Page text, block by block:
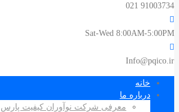
91003734 021
Sat-Wed 8:00AM-5:00PM
Info@pqico.ir
خانه
درباره ما
معرفی شرکت نوآوران کیفیت پارس